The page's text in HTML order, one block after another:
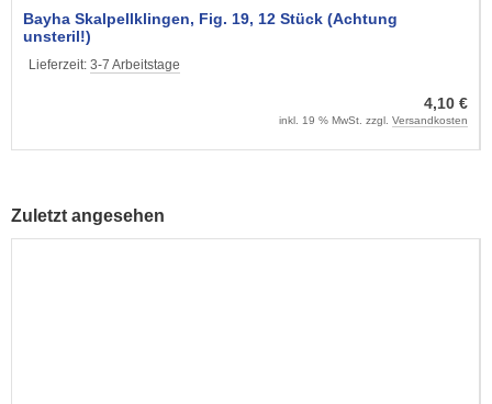
Bayha Skalpellklingen, Fig. 19, 12 Stück (Achtung
unsteril!)
Lieferzeit: 3-7 Arbeitstage
4,10 €
inkl. 19 % MwSt. zzgl. Versandkosten
Zuletzt angesehen